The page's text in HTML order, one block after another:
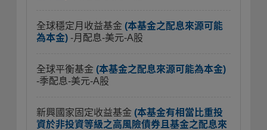
全球穩定月收益基金 (本基金之配息來源可能
為本金) -月配息-美元-A股
全球平衡基金 (本基金之配息來源可能為本金)
-季配息-美元-A股
新興國家固定收益基金 (本基金有相當比重投
資於非投資等級之高風險債券且基金之配息來